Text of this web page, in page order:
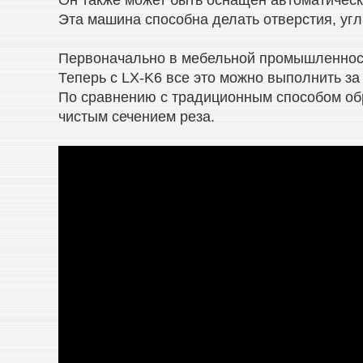
Эта машина способна делать отверстия,
Первоначально в мебельной
Теперь с LX-K6 все это можно выполнить за
По сравнению с традиционным способом
чистым сечением реза.